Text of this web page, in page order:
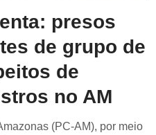
presos
de grupo de
de
no AM
(PC-AM), por meio